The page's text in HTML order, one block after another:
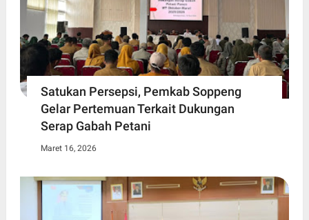
Satukan Persepsi, Pemkab Soppeng
Gelar Pertemuan Terkait Dukungan
Serap Gabah Petani
Maret 16, 2026